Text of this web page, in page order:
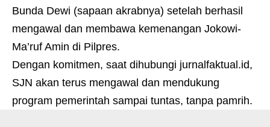
Bunda Dewi (sapaan akrabnya) setelah berhasil
mengawal dan membawa kemenangan Jokowi-
Ma’ruf Amin di Pilpres.
Dengan komitmen, saat dihubungi jurnalfaktual.id,
SJN akan terus mengawal dan mendukung
program pemerintah sampai tuntas, tanpa pamrih.